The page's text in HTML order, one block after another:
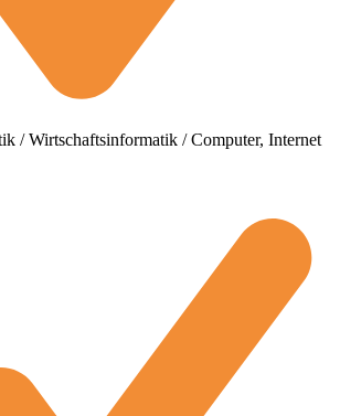
/ Wirtschaftsinformatik / Computer, Internet